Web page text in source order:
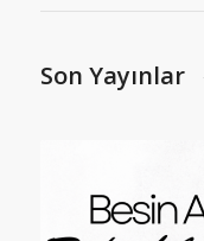
Son Yayınlar